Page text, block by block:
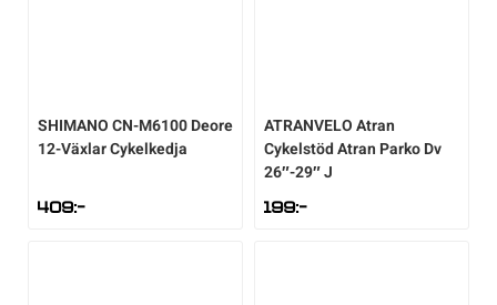
SHIMANOCN-M6100 Deore
12-Växlar Cykelkedja
409:-
ATRANVELOAtran
Cykelstöd Atran Parko Dv
26″-29″ J
199:-